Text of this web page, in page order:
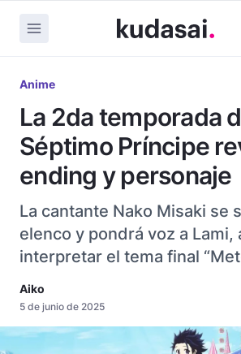
Anime
La 2da temporada
Séptimo Príncipe
ending y personaje
La cantante Nako Misaki se
elenco y pondrá voz a Lami,
interpretar el tema final
Aiko
5 de junio de 2025